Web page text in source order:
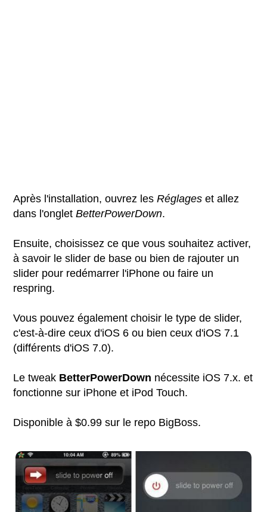
Après l'installation, ouvrez lesRéglages et allez
dans l'ongletBetterPowerDown.
Ensuite, choisissez ce que vous souhaitez activer,
à savoir le slider de base ou bien de rajouter un
slider pour redémarrer l'iPhone ou faire un
respring.
Vous pouvez également choisir le type de slider,
c'est-à-dire ceux d'iOS 6 ou bien ceux d'iOS 7.1
(différents d'iOS 7.0).
Le tweak BetterPowerDown nécessite iOS 7.x. et
fonctionne sur iPhone et iPod Touch.
Disponible à $0.99 sur le repo BigBoss.